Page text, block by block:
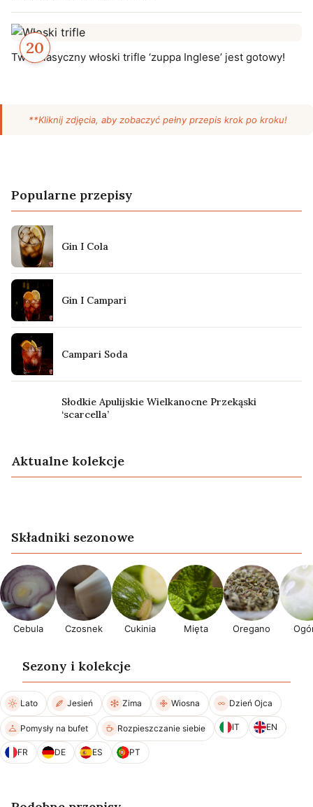
Twój klasyczny włoski trifle ‘zuppa Inglese’ jest gotowy!
**Kliknij zdjęcia, aby zobaczyć pełny przepis krok po kroku!
Popularne przepisy
Gin I Cola
Gin I Campari
Campari Soda
Słodkie Apulijskie Wielkanocne Przekąski
‘scarcella’
Aktualne kolekcje
Lato Przepisy wegańskie
Składniki sezonowe
Cebula Czosnek Cukinia Mięta Oregano
Sezony i kolekcje
Lato Jesień Zima Wiosna Dzień Ojca
Pomysły na bufet Rozpieszczanie siebie IT EN
FR DE ES PT